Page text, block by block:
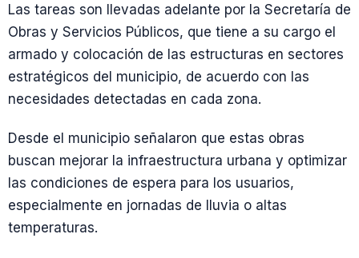
Las tareas son llevadas adelante por la Secretaría de
Obras y Servicios Públicos, que tiene a su cargo el
armado y colocación de las estructuras en sectores
estratégicos del municipio, de acuerdo con las
necesidades detectadas en cada zona.
Desde el municipio señalaron que estas obras
buscan mejorar la infraestructura urbana y optimizar
las condiciones de espera para los usuarios,
especialmente en jornadas de lluvia o altas
temperaturas.